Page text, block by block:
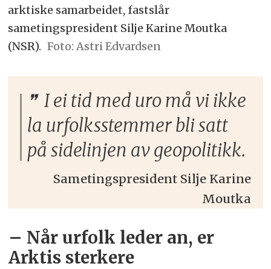
arktiske samarbeidet, fastslår
sametingspresident Silje Karine Moutka
(NSR).
Astri Edvardsen
I ei tid med uro må vi ikke
la urfolksstemmer bli satt
på sidelinjen av geopolitikk.
Sametingspresident Silje Karine
Moutka
– Når urfolk leder an, er
Arktis sterkere